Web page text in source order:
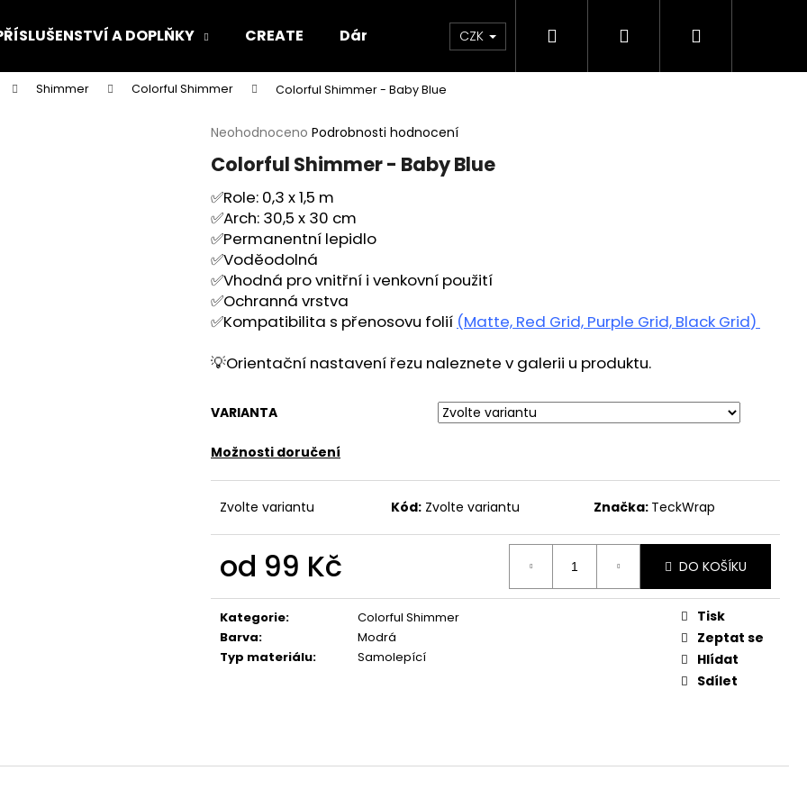
A DOPLŇKY CREATE Dárkový poukaz BLEŠÍ TRH🛍️ Doprava a platba
CZK Hledat PřihlášeníNákupní
Shimmer Colorful Shimmer Colorful Shimmer - Baby Blue
Průměrné
produktu
0,0
z
5
hvězdiček.
Neohodnoceno Podrobnosti hodnocení
Colorful Shimmer - Baby Blue
✅Role: 0,3 x 1,5 m
✅Arch: 30,5 x 30 cm
✅Permanentní lepidlo
✅Voděodolná
✅Vhodná pro vnitřní i venkovní použití
✅Ochranná vrstva
✅Kompatibilita s přenosovu folií (Matte, Red Grid, Purple Grid, Black Grid)
💡Orientační nastavení řezu naleznete v galerii u produktu.
VARIANTA
Možnosti doručení
Zvolte variantu Kód: Zvolte variantu Značka: TeckWrap
od 99 Kč DO KOŠÍKU
Kategorie:
Colorful Shimmer
Barva:
Modrá
Typ materiálu: Samolepící
Tisk
Zeptat se
Hlídat
Sdílet
Co potřebujete najít?
HLEDAT